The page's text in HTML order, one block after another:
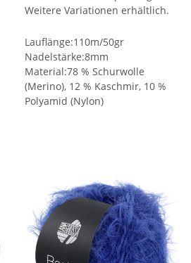
Weitere Variationen erhältlich.
Lauflänge:110m/50gr
Nadelstärke:8mm
Material:78 % Schurwolle
(Merino), 12 % Kaschmir, 10 %
Polyamid (Nylon)